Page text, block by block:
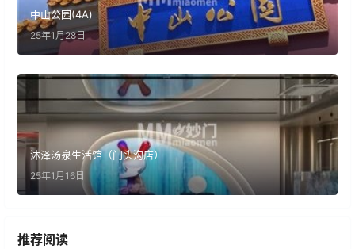
中山公园(4A)
25年1月28日
沐泽汤泉生活馆（门头沟店）
25年1月16日
推荐阅读